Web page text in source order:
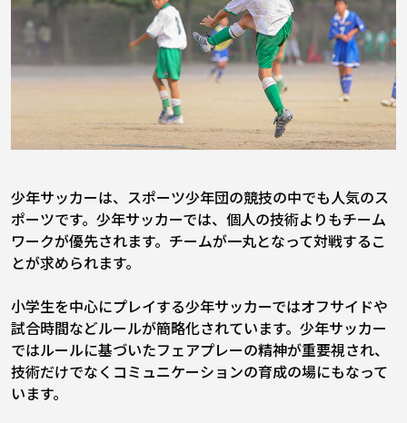
少年サッカーは、スポーツ少年団の競技の中でも人気のス
ポーツです。少年サッカーでは、個人の技術よりもチーム
ワークが優先されます。チームが一丸となって対戦するこ
とが求められます。
小学生を中心にプレイする少年サッカーではオフサイドや
試合時間などルールが簡略化されています。少年サッカー
ではルールに基づいたフェアプレーの精神が重要視され、
技術だけでなくコミュニケーションの育成の場にもなって
います。